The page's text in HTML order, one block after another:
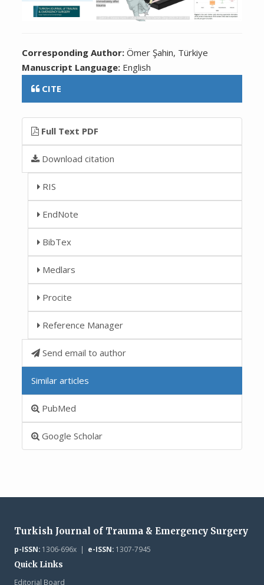
Corresponding Author:Ömer Şahin, Türkiye
Manuscript Language: English
CITE
Full Text PDF
Download citation
RIS
EndNote
BibTex
Medlars
Procite
Reference Manager
Send email to author
Similar articles
PubMed
Google Scholar
Turkish Journal of Trauma & Emergency Surgery
p-ISSN:1306-696x | e-ISSN:1307-7945
Quick Links
Editorial Board